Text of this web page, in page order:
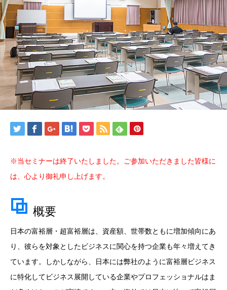
※当セミナーは終了いたしました。ご参加いただきました皆様に
は、心より御礼申し上げます。
概要
日本の富裕層・超富裕層は、資産額、世帯数ともに増加傾向にあ
り、彼らを対象としたビジネスに関心を持つ企業も年々増えてき
ています。しかしながら、日本には弊社のように富裕層ビジネス
に特化してビジネス展開している企業やプロフェッショナルはま